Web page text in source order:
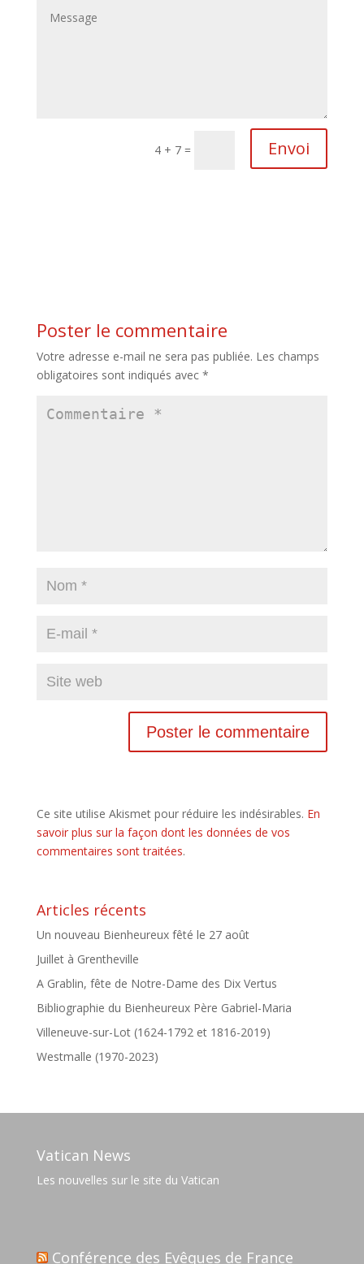
4 + 7 = Envoi
Poster le commentaire
Votre adresse e-mail ne sera pas publiée. Les champs
obligatoires sont indiqués avec *
Ce site utilise Akismet pour réduire les indésirables. En
savoir plus sur la façon dont les données de vos
commentaires sont traitées.
Articles récents
Un nouveau Bienheureux fêté le 27 août
Juillet à Grentheville
A Grablin, fête de Notre-Dame des Dix Vertus
Bibliographie du Bienheureux Père Gabriel-Maria
Villeneuve-sur-Lot (1624-1792 et 1816-2019)
Westmalle (1970-2023)
Vatican News
Les nouvelles sur le site du Vatican
Conférence des Evêques de France